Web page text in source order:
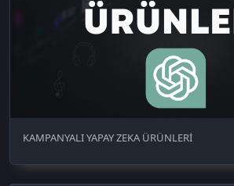
KAMPANYALI YAPAY ZEKA ÜRÜNLERİ